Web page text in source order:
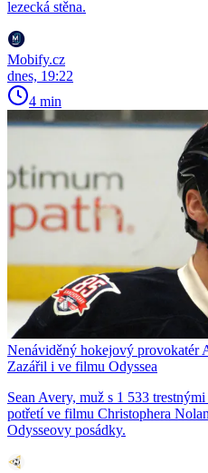
lezecká stěna.
Mobify.cz
dnes, 19:22
4 min
Nenáviděný hokejový provokatér
Zazářil i ve filmu Odyssea
Sean Avery, muž s 1 533
potřetí ve filmu Christophera
Odysseovy posádky.